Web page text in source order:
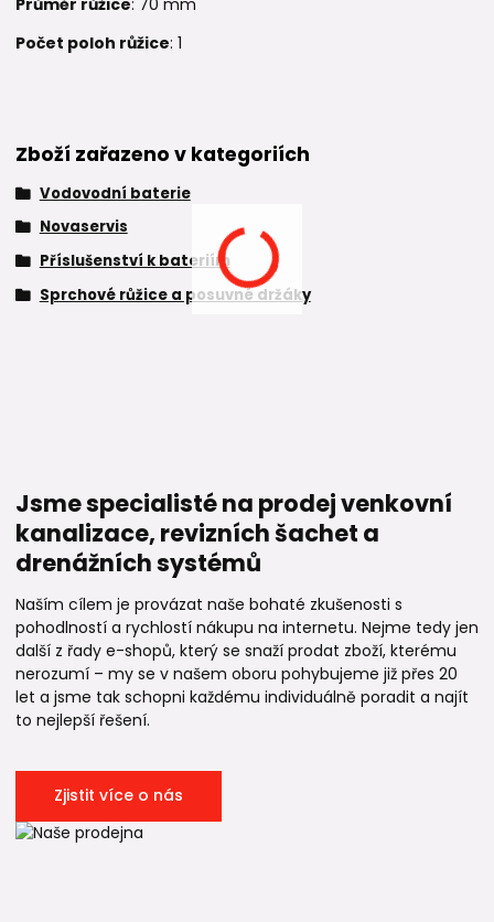
Počet poloh růžice: 1
Zboží zařazeno v kategoriích
Vodovodní baterie
Novaservis
Příslušenství k bateriím
Sprchové růžice a posuvné držáky
Jsme specialisté na prodej venkovní
kanalizace, revizních šachet a
drenážních systémů
Naším cílem je provázat naše bohaté zkušenosti s
pohodlností a rychlostí nákupu na internetu. Nejme tedy jen
další z řady e-shopů, který se snaží prodat zboží, kterému
nerozumí – my se v našem oboru pohybujeme již přes 20
let a jsme tak schopni každému individuálně poradit a najít
to nejlepší řešení.
Zjistit více o nás